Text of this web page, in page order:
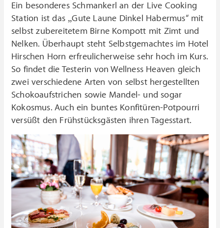
Ein besonderes Schmankerl an der Live Cooking
Station ist das „Gute Laune Dinkel Habermus“ mit
selbst zubereitetem Birne Kompott mit Zimt und
Nelken. Überhaupt steht Selbstgemachtes im Hotel
Hirschen Horn erfreulicherweise sehr hoch im Kurs.
So findet die Testerin von Wellness Heaven gleich
zwei verschiedene Arten von selbst hergestellten
Schokoaufstrichen sowie Mandel- und sogar
Kokosmus. Auch ein buntes Konfitüren-Potpourri
versüßt den Frühstücksgästen ihren Tagesstart.